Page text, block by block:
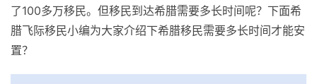
了100多万移民。但移民到达希腊需要多长时间呢？下面希
腊飞际移民小编为大家介绍下希腊移民需要多长时间才能安
置？